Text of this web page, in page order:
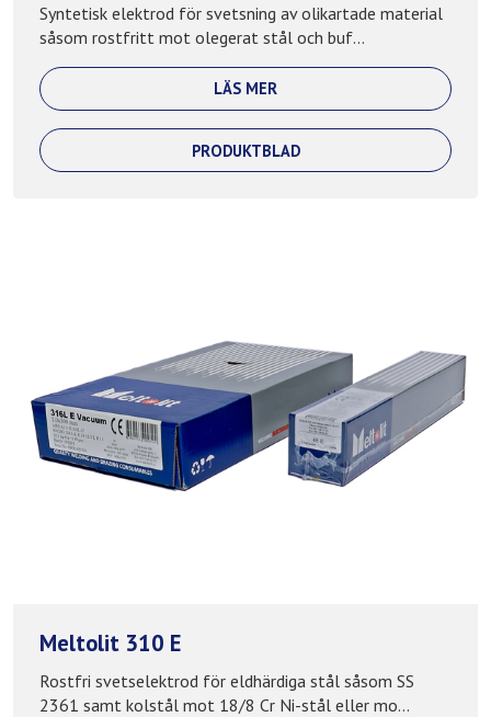
Syntetisk elektrod för svetsning av olikartade material
såsom rostfritt mot olegerat stål och buf...
LÄS MER
PRODUKTBLAD
Meltolit 310 E
Rostfri svetselektrod för eldhärdiga stål såsom SS
2361 samt kolstål mot 18/8 Cr Ni-stål eller mo...